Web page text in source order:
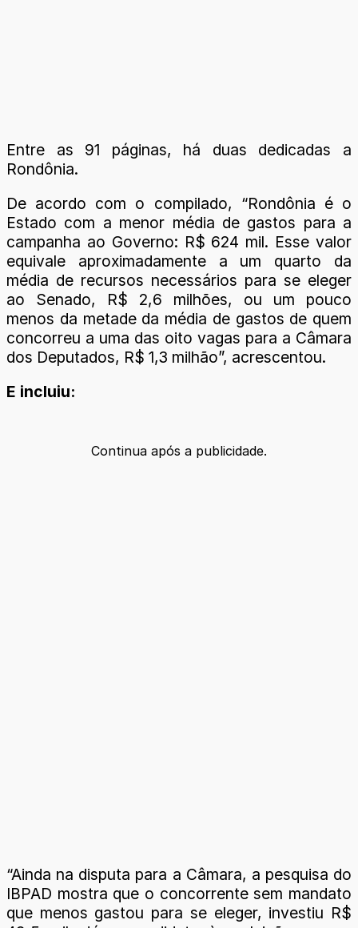
Entre as 91 páginas, há duas dedicadas a
Rondônia.
De acordo com o compilado, “Rondônia é o
Estado com a menor média de gastos para a
campanha ao Governo: R$ 624 mil. Esse valor
equivale aproximadamente a um quarto da
média de recursos necessários para se eleger
ao Senado, R$ 2,6 milhões, ou um pouco
menos da metade da média de gastos de quem
concorreu a uma das oito vagas para a Câmara
dos Deputados, R$ 1,3 milhão”, acrescentou.
E incluiu:
Continua após a publicidade.
“Ainda na disputa para a Câmara, a pesquisa do
IBPAD mostra que o concorrente sem mandato
que menos gastou para se eleger, investiu R$